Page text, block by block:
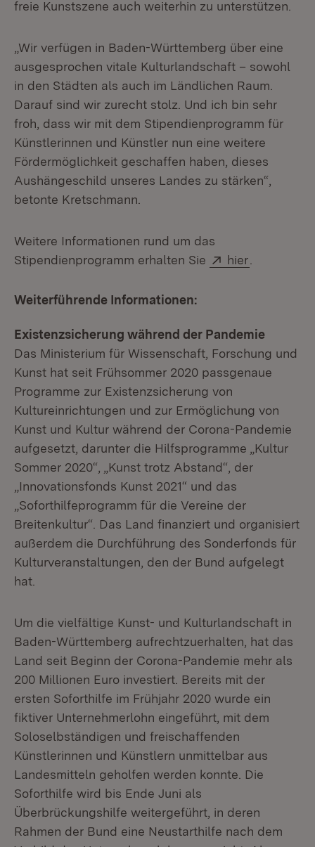
freie Kunstszene auch weiterhin zu unterstützen.
„Wir verfügen in Baden-Württemberg über eine
ausgesprochen vitale Kulturlandschaft – sowohl
in den Städten als auch im Ländlichen Raum.
Darauf sind wir zurecht stolz. Und ich bin sehr
froh, dass wir mit dem Stipendienprogramm für
Künstlerinnen und Künstler nun eine weitere
Fördermöglichkeit geschaffen haben, dieses
Aushängeschild unseres Landes zu stärken“,
betonte Kretschmann.
Weitere Informationen rund um das
Stipendienprogramm erhalten Sie
Extern:
hier
Weiterführende Informationen:
Existenzsicherung während der Pandemie
Das Ministerium für Wissenschaft, Forschung und
Kunst hat seit Frühsommer 2020 passgenaue
Programme zur Existenzsicherung von
Kultureinrichtungen und zur Ermöglichung von
Kunst und Kultur während der Corona-Pandemie
aufgesetzt, darunter die Hilfsprogramme „Kultur
Sommer 2020“, „Kunst trotz Abstand“, der
„Innovationsfonds Kunst 2021“ und das
„Soforthilfeprogramm für die Vereine der
Breitenkultur“. Das Land finanziert und organisiert
außerdem die Durchführung des Sonderfonds für
Kulturveranstaltungen, den der Bund aufgelegt
hat.
Um die vielfältige Kunst- und Kulturlandschaft in
Baden-Württemberg aufrechtzuerhalten, hat das
Land seit Beginn der Corona-Pandemie mehr als
200 Millionen Euro investiert. Bereits mit der
ersten Soforthilfe im Frühjahr 2020 wurde ein
fiktiver Unternehmerlohn eingeführt, mit dem
Soloselbständigen und freischaffenden
Künstlerinnen und Künstlern unmittelbar aus
Landesmitteln geholfen werden konnte. Die
Soforthilfe wird bis Ende Juni als
Überbrückungshilfe weitergeführt, in deren
Rahmen der Bund eine Neustarthilfe nach dem